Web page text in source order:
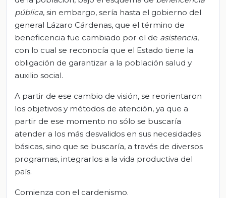
pública, sin embargo, sería hasta el gobierno del
general Lázaro Cárdenas, que el término de
beneficencia fue cambiado por el de asistencia,
con lo cual se reconocía que el Estado tiene la
obligación de garantizar a la población salud y
auxilio social.
A partir de ese cambio de visión, se reorientaron
los objetivos y métodos de atención, ya que a
partir de ese momento no sólo se buscaría
atender a los más desvalidos en sus necesidades
básicas, sino que se buscaría, a través de diversos
programas, integrarlos a la vida productiva del
país.
Comienza con el cardenismo.